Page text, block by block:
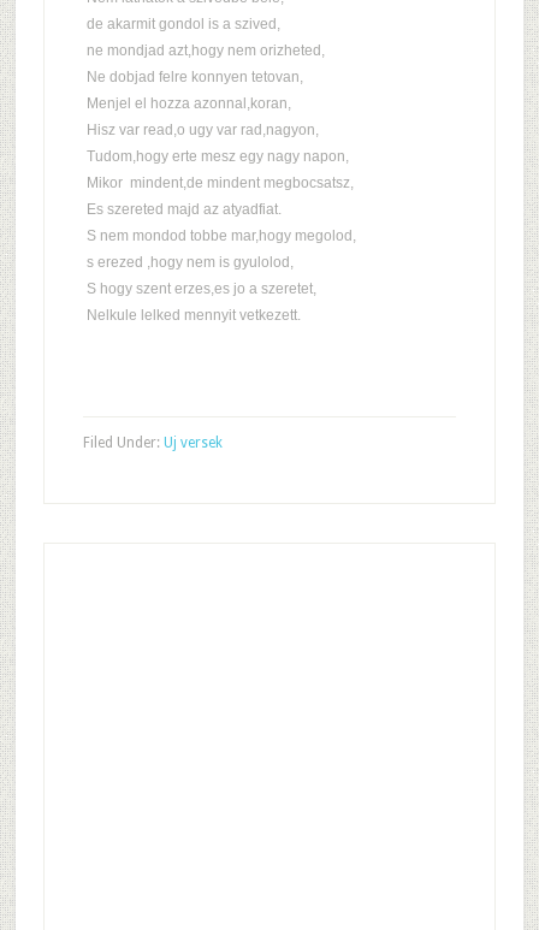
de akarmit gondol is a szived,
ne mondjad azt,hogy nem orizheted,
Ne dobjad felre konnyen tetovan,
Menjel el hozza azonnal,koran,
Hisz var read,o ugy var rad,nagyon,
Tudom,hogy erte mesz egy nagy napon,
Mikor mindent,de mindent megbocsatsz,
Es szereted majd az atyadfiat.
S nem mondod tobbe mar,hogy megolod,
s erezed ,hogy nem is gyulolod,
S hogy szent erzes,es jo a szeretet,
Nelkule lelked mennyit vetkezett.
Filed Under: Uj versek